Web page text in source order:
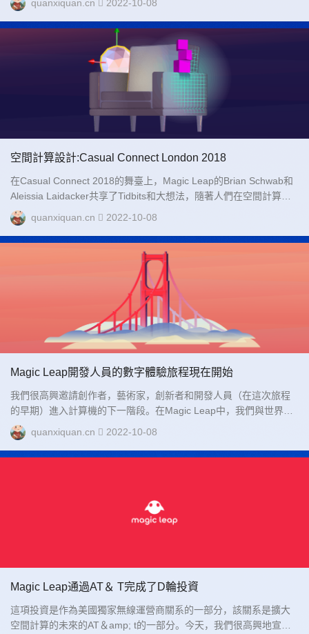
quanxiquan.cn 2022-10-08
空間計算設計:Casual Connect London 2018
在Casual Connect 2018的舞臺上，Magic Leap的Brian Schwab和
Aleissia Laidacker共享了Tidbits和大想法，隨著人們在空間計算中
進行自己的旅程時，這將很有幫助。當我們準備啟動Ma...
quanxiquan.cn 2022-10-08
Magic Leap開發人員的數字體驗旅程現在開始
我們很高興邀請創作者，藝術家，創新者和開發人員（在這次旅程
的早期）進入計算機的下一階段。在Magic Leap中，我們與世界上
一些主要創作者合作，設計了數字體驗，這些體驗無縫地與現實融...
quanxiquan.cn 2022-10-08
Magic Leap通過AT＆ T完成了D輪投資
這項投資是作為美國獨家無線運營商關系的一部分，該關系是擴大
空間計算的未來的AT＆amp; t的一部分。今天，我們很高興地宣